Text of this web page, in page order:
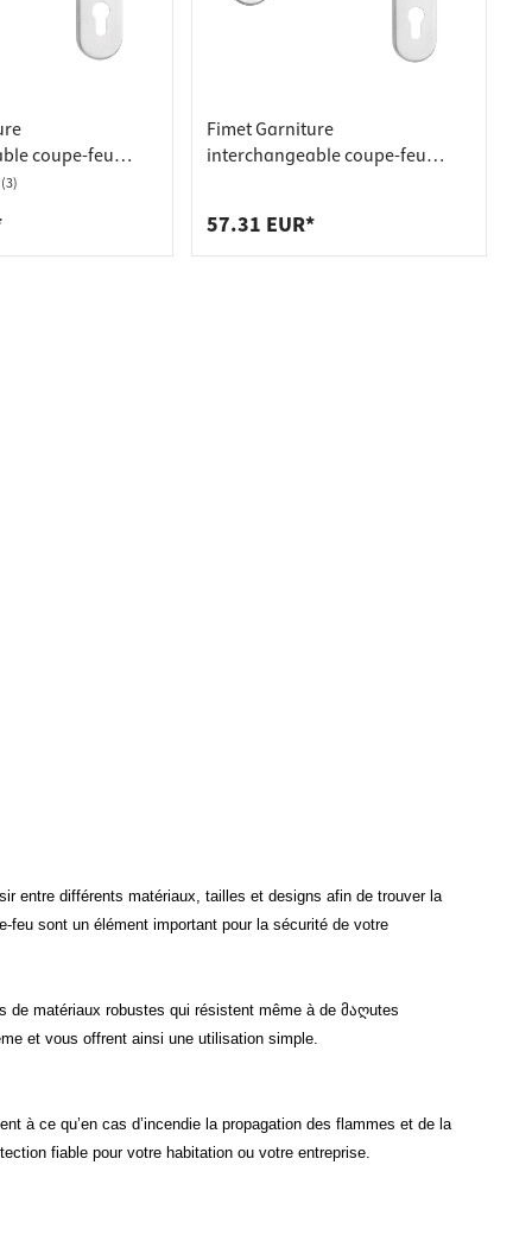
coupe-feu
(3)
Fimet Garniture
interchangeable coupe-feu
57.31 EUR*
entre différents matériaux, tailles et designs afin de trouver la
feu sont un élément important pour la sécurité de votre
de matériaux robustes qui résistent même à de მაღutes
et vous offrent ainsi une utilisation simple.
à ce qu’en cas d’incendie la propagation des flammes et de la
fiable pour votre habitation ou votre entreprise.